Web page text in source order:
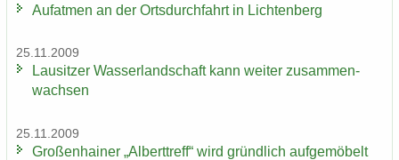
Auf­at­men an der Orts­durch­fahrt in Lich­ten­berg
25.11.2009
Lau­sit­zer Was­ser­land­schaft kann wei­ter zu­sam­men­
wach­sen
25.11.2009
Gro­ßen­hai­ner „Al­bert­treff“ wird gründ­lich auf­ge­mö­belt